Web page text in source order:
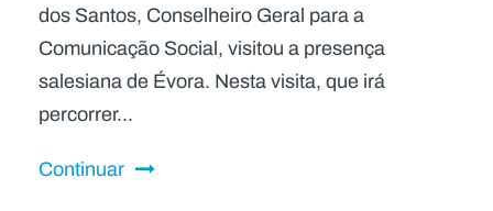
dos Santos, Conselheiro Geral para a
Comunicação Social, visitou a presença
salesiana de Évora. Nesta visita, que irá
percorrer...
Continuar